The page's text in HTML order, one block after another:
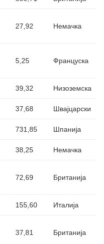
27,92 Немачка
5,25 Француска
39,32 Низоземска
37,68 Швајцарски
731,85 Шпанија
38,25 Немачка
72,69 Британија
155,60 Италија
37,81 Британија